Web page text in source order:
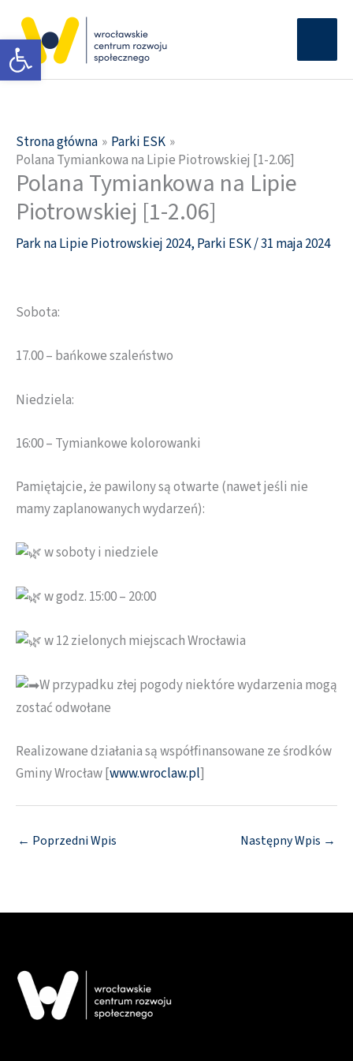
Otwórz pasek narzędzi
treści
Strona główna
Parki ESK
Polana Tymiankowa na Lipie Piotrowskiej [1-2.06]
Polana Tymiankowa na Lipie
Piotrowskiej [1-2.06]
Park na Lipie Piotrowskiej 2024, Parki ESK/31 maja 2024
Sobota:
17.00 – bańkowe szaleństwo
Niedziela:
16:00 – Tymiankowe kolorowanki
Pamiętajcie, że pawilony są otwarte (nawet jeśli nie
mamy zaplanowanych wydarzeń):
w soboty i niedziele
w godz. 15:00 – 20:00
w 12 zielonych miejscach Wrocławia
W przypadku złej pogody niektóre wydarzenia mogą
zostać odwołane
Realizowane działania są współfinansowane ze środków
Gminy Wrocław [www.wroclaw.pl]
← Poprzedni Wpis Następny Wpis →